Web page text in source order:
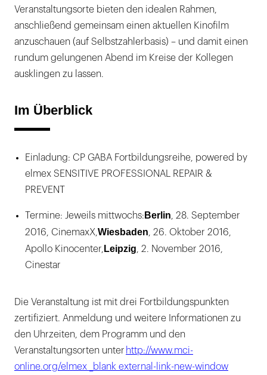
Veranstaltungsorte bieten den idealen Rahmen,
anschließend gemeinsam einen aktuellen Kinofilm
anzuschauen (auf Selbstzahlerbasis) – und damit einen
rundum gelungenen Abend im Kreise der Kollegen
ausklingen zu lassen.
Im Überblick
Einladung: CP GABA Fortbildungsreihe, powered by
elmex SENSITIVE PROFESSIONAL REPAIR &
PREVENT
Termine: Jeweils mittwochs: Berlin , 28. September
2016, CinemaxX, Wiesbaden , 26. Oktober 2016,
Apollo Kinocenter, Leipzig , 2. November 2016,
Cinestar
Die Veranstaltung ist mit drei Fortbildungspunkten
zertifiziert. Anmeldung und weitere Informationen zu
den Uhrzeiten, dem Programm und den
Veranstaltungsorten unter http://www.mci-
online.org/elmex _blank external-link-new-window